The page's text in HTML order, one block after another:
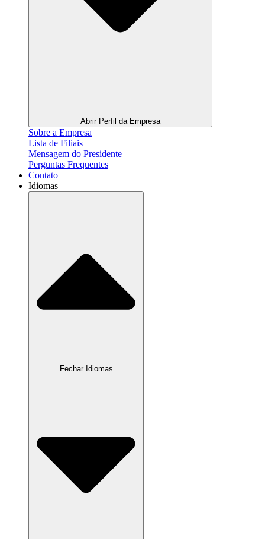
Abrir Perfil da Empresa
Sobre a Empresa
Lista de Filiais
Mensagem do Presidente
Perguntas Frequentes
Contato
Idiomas
Fechar Idiomas